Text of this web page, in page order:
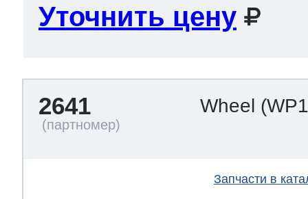
Уточнить цену
2641 Wheel
Запчасти в